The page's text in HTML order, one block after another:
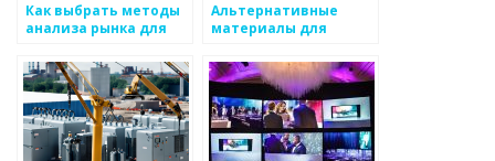
Как выбрать методы
анализа рынка для
Альтернативные
материалы для
металлоизделий